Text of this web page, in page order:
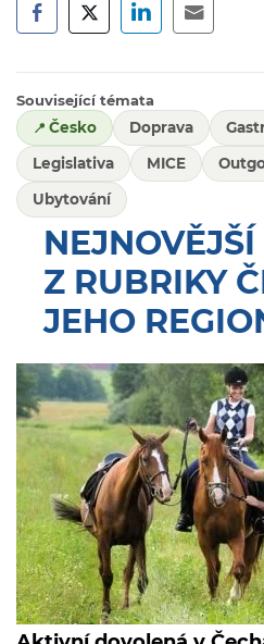
Související témata
Česko
Doprava
Legislativa MICE
Ubytování
Z RUBRIKY
JEHO